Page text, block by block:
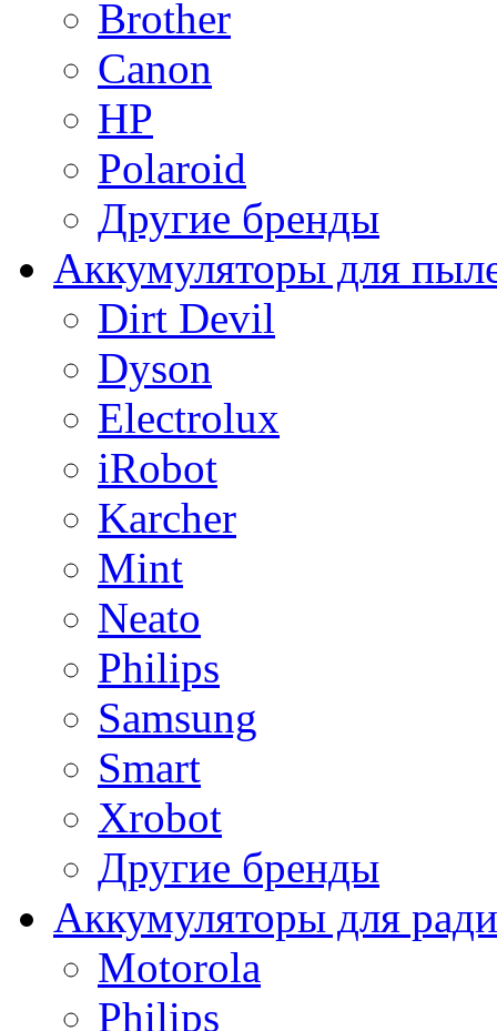
Brother
Canon
HP
Polaroid
Другие бренды
Аккумуляторы для
Dirt Devil
Dyson
Electrolux
iRobot
Karcher
Mint
Neato
Philips
Samsung
Smart
Xrobot
Другие бренды
Аккумуляторы для
Motorola
Philips